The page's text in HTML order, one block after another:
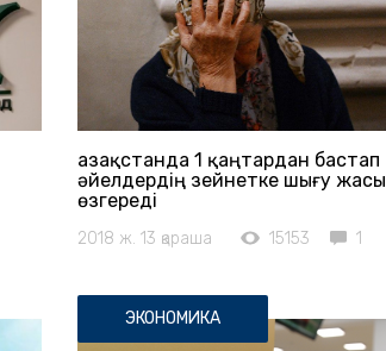
Қазақстанда 1 қаңтардан бастап
әйелдердің зейнетке шығу жасы
өзгереді
2018 ж. 13 қараша 15153 1
ЭКОНОМИКА